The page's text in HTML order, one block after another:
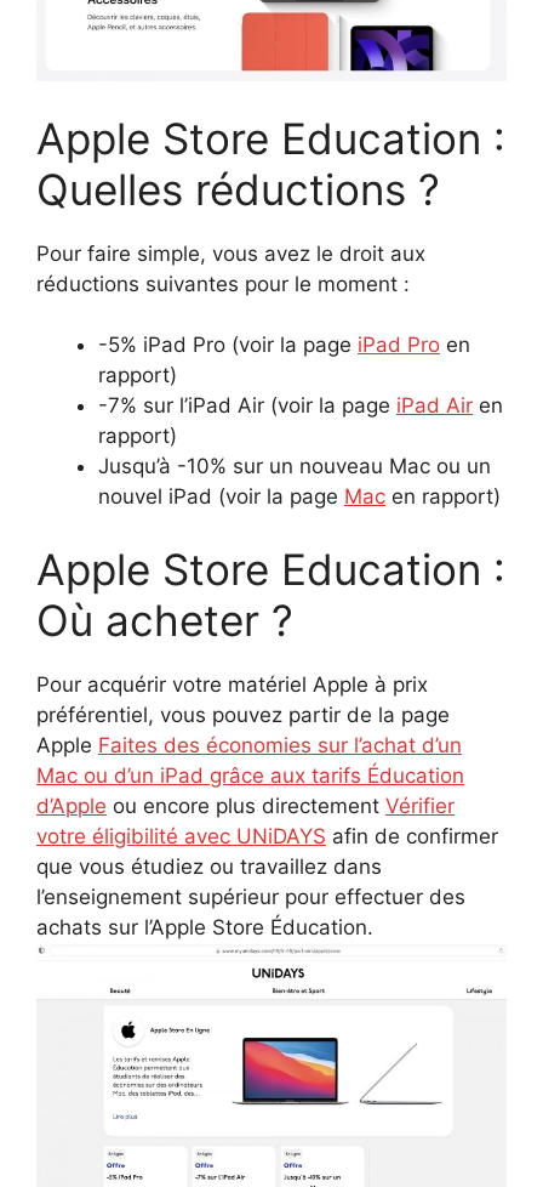
Apple Store Education :
Quelles réductions ?
Pour faire simple, vous avez le droit aux
réductions suivantes pour le moment :
-5% iPad Pro (voir la page iPad Pro en
rapport)
-7% sur l’iPad Air (voir la page iPad Air en
rapport)
Jusqu’à -10% sur un nouveau Mac ou un
nouvel iPad (voir la page Mac en rapport)
Apple Store Education :
Où acheter ?
Pour acquérir votre matériel Apple à prix
préférentiel, vous pouvez partir de la page
Apple Faites des économies sur l’achat d’un
Mac ou d’un iPad grâce aux tarifs Éducation
d’Apple ou encore plus directement Vérifier
votre éligibilité avec UNiDAYS afin de confirmer
que vous étudiez ou travaillez dans
l’enseignement supérieur pour effectuer des
achats sur l’Apple Store Éducation.